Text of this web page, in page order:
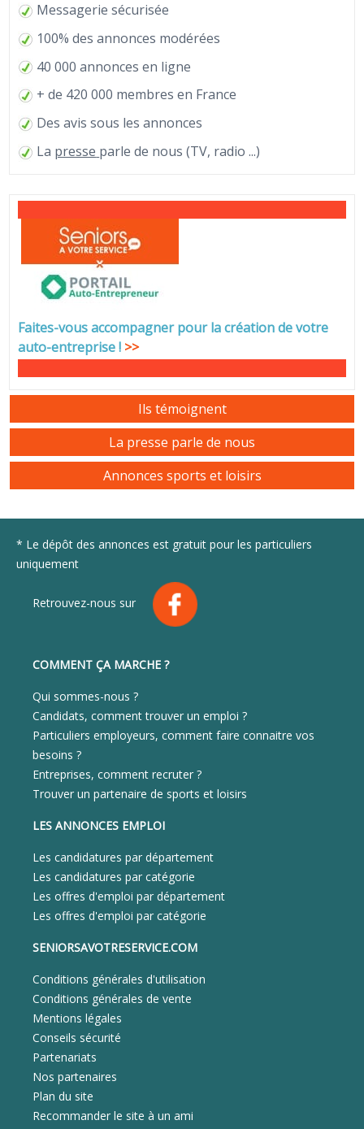
Messagerie sécurisée
100% des annonces modérées
40 000 annonces en ligne
+ de 420 000 membres en France
Des avis sous les annonces
La presse parle de nous (TV, radio ...)
Faites-vous accompagner pour la création de votre
auto-entreprise! >>
Ils témoignent
La presse parle de nous
Annonces sports et loisirs
* Le dépôt des annonces est gratuit pour les particuliers
uniquement
Retrouvez-nous sur
COMMENT ÇA MARCHE ?
Qui sommes-nous ?
Candidats, comment trouver un emploi ?
Particuliers employeurs, comment faire connaitre vos
besoins ?
Entreprises, comment recruter ?
Trouver un partenaire de sports et loisirs
LES ANNONCES EMPLOI
Les candidatures par département
Les candidatures par catégorie
Les offres d'emploi par département
Les offres d'emploi par catégorie
SENIORSAVOTRESERVICE.COM
Conditions générales d'utilisation
Conditions générales de vente
Mentions légales
Conseils sécurité
Partenariats
Nos partenaires
Plan du site
Recommander le site à un ami